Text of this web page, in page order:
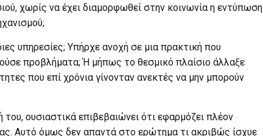
χωρίς να έχει διαμορφωθεί στην κοινωνία η εντύπωση
υπηρεσίες; Υπήρχε ανοχή σε μια πρακτική που
προβλήματα; Ή μήπως το θεσμικό πλαίσιο άλλαξε
που επί χρόνια γίνονταν ανεκτές να μην μπορούν
ουσιαστικά επιβεβαιώνει ότι εφαρμόζει πλέον
Αυτό όμως δεν απαντά στο ερώτημα τι ακριβώς ίσχυε